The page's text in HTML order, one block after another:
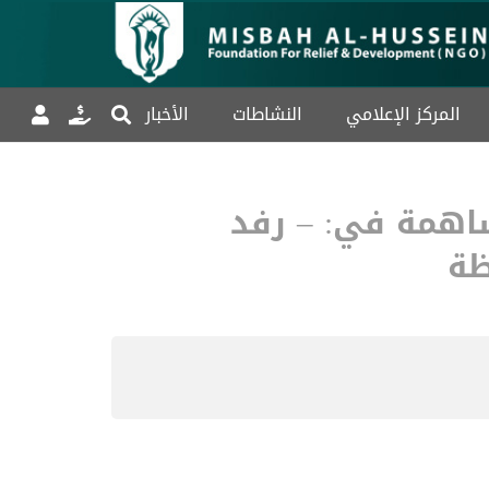
المركز الإعلامي النشاطات الأخبار
في: – رفد